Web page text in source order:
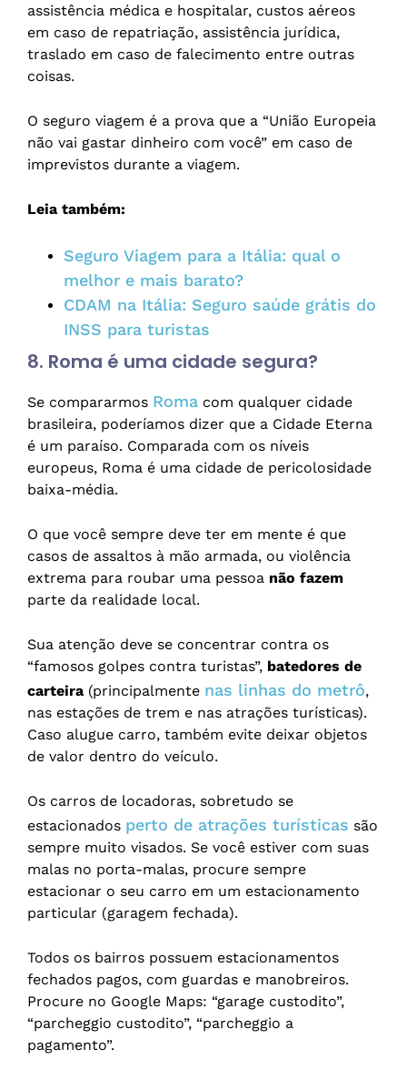
assistência médica e hospitalar, custos aéreos
em caso de repatriação, assistência jurídica,
traslado em caso de falecimento entre outras
coisas.
O seguro viagem é a prova que a “União Europeia
não vai gastar dinheiro com você” em caso de
imprevistos durante a viagem.
Leia também:
Seguro Viagem para a Itália: qual o
melhor e mais barato?
CDAM na Itália: Seguro saúde grátis do
INSS para turistas
8. Roma é uma cidade segura?
Se compararmos Roma com qualquer cidade
brasileira, poderíamos dizer que a Cidade Eterna
é um paraíso. Comparada com os níveis
europeus, Roma é uma cidade de pericolosidade
baixa-média.
O que você sempre deve ter em mente é que
casos de assaltos à mão armada, ou violência
extrema para roubar uma pessoa não fazem
parte da realidade local.
Sua atenção deve se concentrar contra os
“famosos golpes contra turistas”, batedores de
carteira (principalmente nas linhas do metrô,
nas estações de trem e nas atrações turísticas).
Caso alugue carro, também evite deixar objetos
de valor dentro do veículo.
Os carros de locadoras, sobretudo se
estacionados perto de atrações turísticas são
sempre muito visados. Se você estiver com suas
malas no porta-malas, procure sempre
estacionar o seu carro em um estacionamento
particular (garagem fechada).
Todos os bairros possuem estacionamentos
fechados pagos, com guardas e manobreiros.
Procure no Google Maps: “garage custodito”,
“parcheggio custodito”, “parcheggio a
pagamento”.